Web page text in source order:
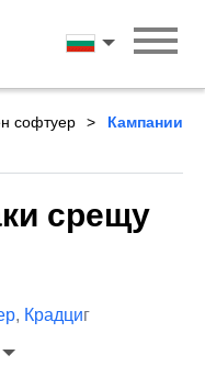
български
софтуер
Кампании
срещу
, Крадциг